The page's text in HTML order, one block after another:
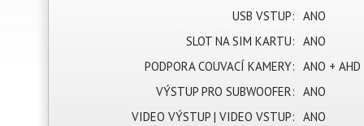
USB VSTUP: ANO
SLOT NA SIM KARTU: ANO
PODPORA COUVACÍ KAMERY: ANO + AHD
VÝSTUP PRO SUBWOOFER: ANO
VIDEO VÝSTUP | VIDEO VSTUP: ANO